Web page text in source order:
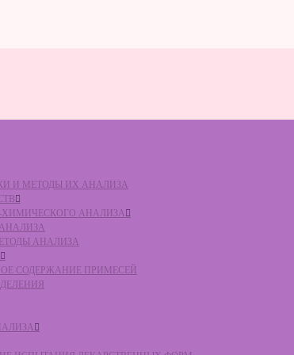
И МЕТОДЫ ИХ АНАЛИЗА
ХИМИЧЕСКОГО АНАЛИЗА
АНАЛИЗА
АНАЛИЗА
СОДЕРЖАНИЕ ПРИМЕСЕЙ